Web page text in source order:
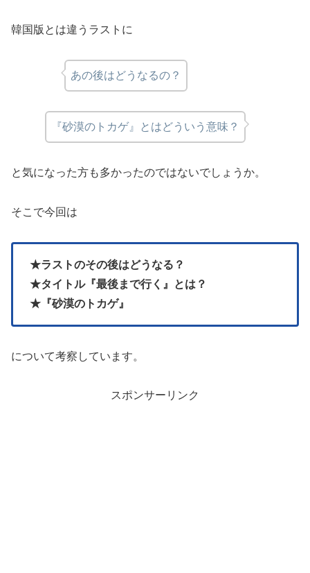
韓国版とは違うラストに
あの後はどうなるの？
『砂漠のトカゲ』とはどういう意味？
と気になった方も多かったのではないでしょうか。
そこで今回は
★ラストのその後はどうなる？
★タイトル『最後まで行く』とは？
★『砂漠のトカゲ』
について考察しています。
スポンサーリンク